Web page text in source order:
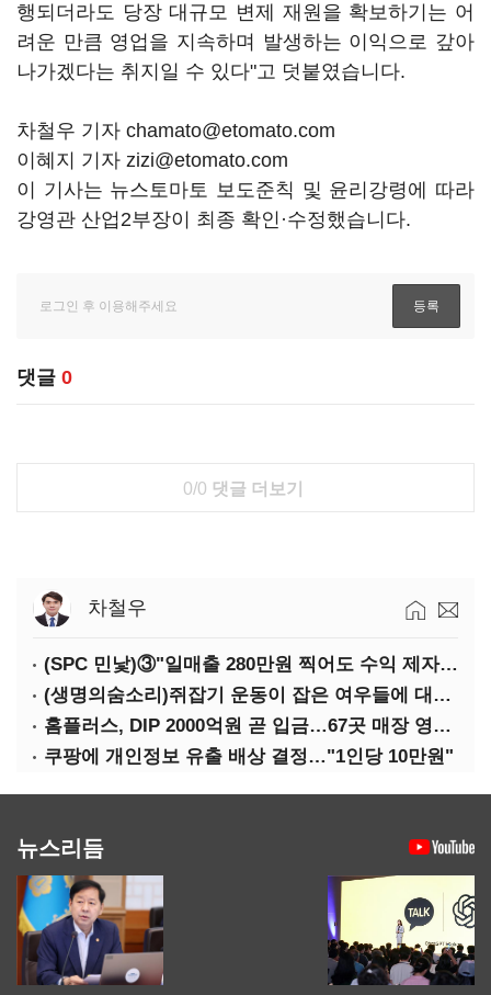
행되더라도 당장 대규모 변제 재원을 확보하기는 어
려운 만큼 영업을 지속하며 발생하는 이익으로 갚아
나가겠다는 취지일 수 있다"고 덧붙였습니다.
차철우 기자 chamato@etomato.com
이혜지 기자 zizi@etomato.com
이 기사는 뉴스토마토 보도준칙 및 윤리강령에 따라
강영관 산업2부장이 최종 확인·수정했습니다.
댓글 0
0/0 댓글 더보기
차철우
(SPC 민낯)③"일매출 280만원 찍어도 수익 제자리"…점주 울리는 '상시 할인'
(생명의숨소리)쥐잡기 운동이 잡은 여우들에 대하여
홈플러스, DIP 2000억원 곧 입금…67곳 매장 영업 재개 예정
쿠팡에 개인정보 유출 배상 결정…"1인당 10만원"
뉴스리듬